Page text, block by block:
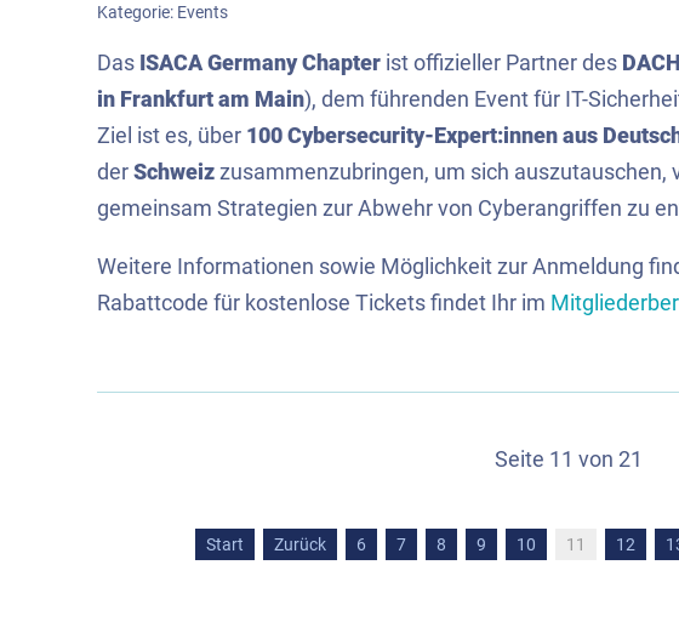
Kategorie: Events
Das ISACA Germany Chapter ist offizieller Partner des
in Frankfurt am Main), dem führenden Event für IT-
Ziel ist es, über 100 Cybersecurity-Expert:innen aus
der Schweiz zusammenzubringen, um sich auszutauschen,
gemeinsam Strategien zur Abwehr von Cyberangriffen zu
Weitere Informationen sowie Möglichkeit zur Anmeldung
Rabattcode für kostenlose Tickets findet Ihr im
Seite 11 von 21
Start Zurück 6 7 8 9 10 11 12